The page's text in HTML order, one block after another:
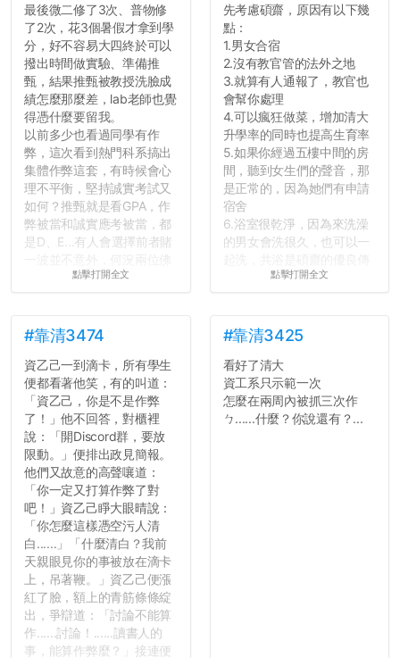
最後微二修了3次、普物修
了2次，花3個暑假才拿到學
分，好不容易大四終於可以
撥出時間做實驗、準備推
甄，結果推甄被教授洗臉成
績怎麼那麼差，lab老師也覺
得憑什麼要留我。
以前多少也看過同學有作
弊，這次看到熱門科系搞出
集體作弊這套，有時候會心
理不平衡，堅持誠實考試又
如何？推甄就是看GPA，作
弊被當和誠實應考被當，都
是D、E...有人會選擇前者賭
心教授看起來要輕輕放下
長作弊的風氣。
反正老人我明天就要搬離新
竹，之後如何發展與我無
關，就當最後一天發個牢騷
吧XD，祝學弟妹們修課順利
~~...
點擊打開全文
先考慮碩齋，原因有以下幾
點：
1.男女合宿
2.沒有教官管的法外之地
3.就算有人通報了，教官也
會幫你處理
4.可以瘋狂做菜，增加清大
升學率的同時也提高生育率
5.如果你經過五樓中間的房
間，聽到女生們的聲音，那
是正常的，因為她們有申請
宿舍
6.浴室很乾淨，因為來洗澡
的男女會洗很久，也可以一
舍房間，都歡迎留言讓我知
道...
點擊打開全文
#靠清3474
資乙己一到滴卡，所有學生
便都看著他笑，有的叫道：
「資乙己，你是不是作弊
了！」他不回答，對櫃裡
說：「開Discord群，要放
限動。」便排出政見簡報。
他們又故意的高聲嚷道：
「你一定又打算作弊了對
吧！」資乙己睜大眼晴說：
「你怎麼這樣憑空污人清
白......」「什麼清白？我前
天親眼見你的事被放在滴卡
上，吊著鞭。」資乙己便漲
紅了臉，額上的青筋條條綻
出，爭辯道：「討論不能算
作......討論！......讀書人的
事，能算作弊麼？」接連便
#靠清3425
看好了清大
資工系只示範一次
怎麼在兩周內被抓三次作
ㄅ......什麼？你說還有？...